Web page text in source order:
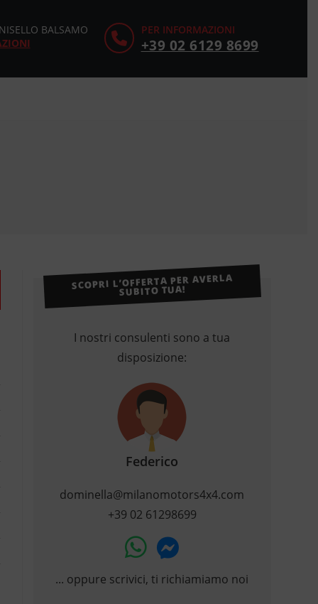
PER INFORMAZIONI
+39 02 6129 8699
BALSAMO
SCOPRI L’OFFERTA PER AVERLA
SUBITO TUA!
I nostri consulenti sono a tua
disposizione:
Federico
dominella@milanomotors4x4.com
+39 02 61298699
... oppure scrivici, ti richiamiamo noi